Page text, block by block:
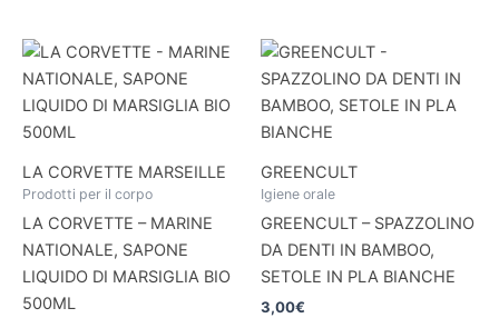
LA CORVETTE MARSEILLE
Prodotti per il corpo
LA CORVETTE – MARINE
NATIONALE, SAPONE
LIQUIDO DI MARSIGLIA BIO
500ML
GREENCULT
Igiene orale
GREENCULT – SPAZZOLINO
DA DENTI IN BAMBOO,
SETOLE IN PLA BIANCHE
3,00€